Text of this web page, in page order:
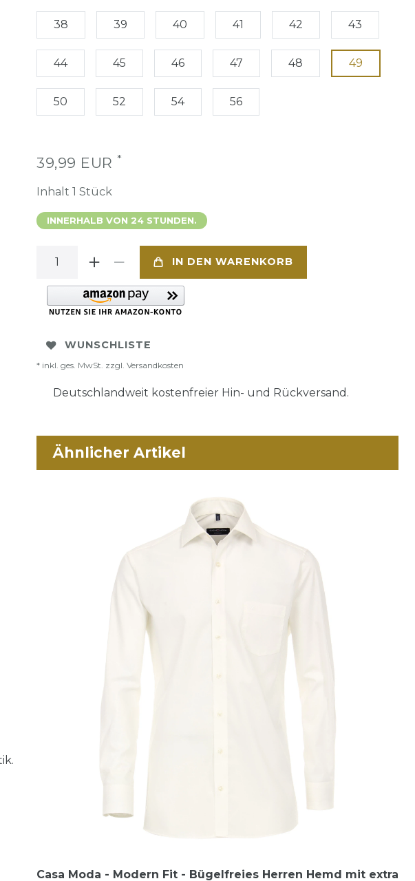
38 39 40 41 42 43
44 45 46 47 48 49
50 52 54 56
39,99 EUR *
Inhalt 1 Stück
INNERHALB VON 24 STUNDEN.
IN DEN WARENKORB
WUNSCHLISTE
* inkl. ges. MwSt. zzgl. Versandkosten
Deutschlandweit kostenfreier Hin- und Rückversand.
Ähnlicher Artikel
Casa Moda - Modern Fit - Bügelfreies Herren Hemd mit extra